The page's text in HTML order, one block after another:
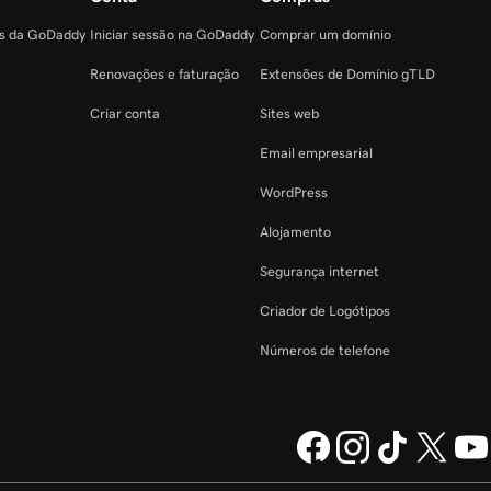
da GoDaddy Iniciar sessão na GoDaddy
Renovações e faturação
Criar conta
Comprar um domínio
Extensões de Domínio gTLD
Sites web
Email empresarial
WordPress
Alojamento
Segurança internet
Criador de Logótipos
Números de telefone